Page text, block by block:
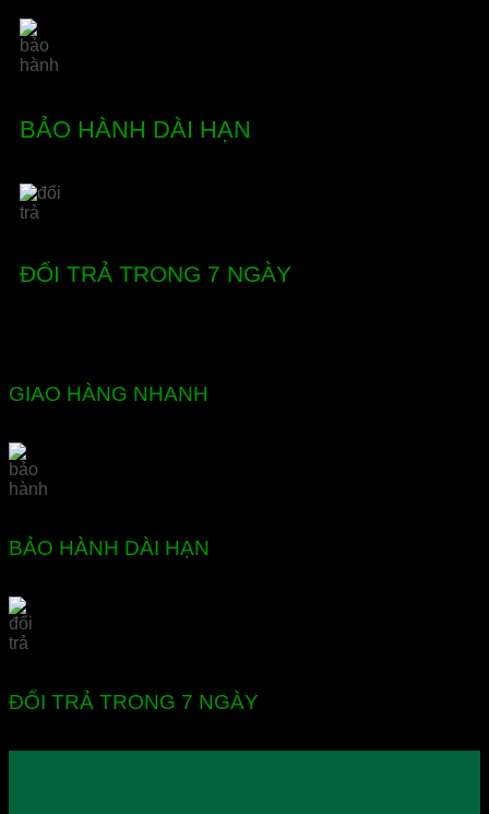
BẢO HÀNH DÀI HẠN
ĐỔI TRẢ TRONG 7 NGÀY
GIAO HÀNG NHANH
BẢO HÀNH DÀI HẠN
ĐỔI TRẢ TRONG 7 NGÀY